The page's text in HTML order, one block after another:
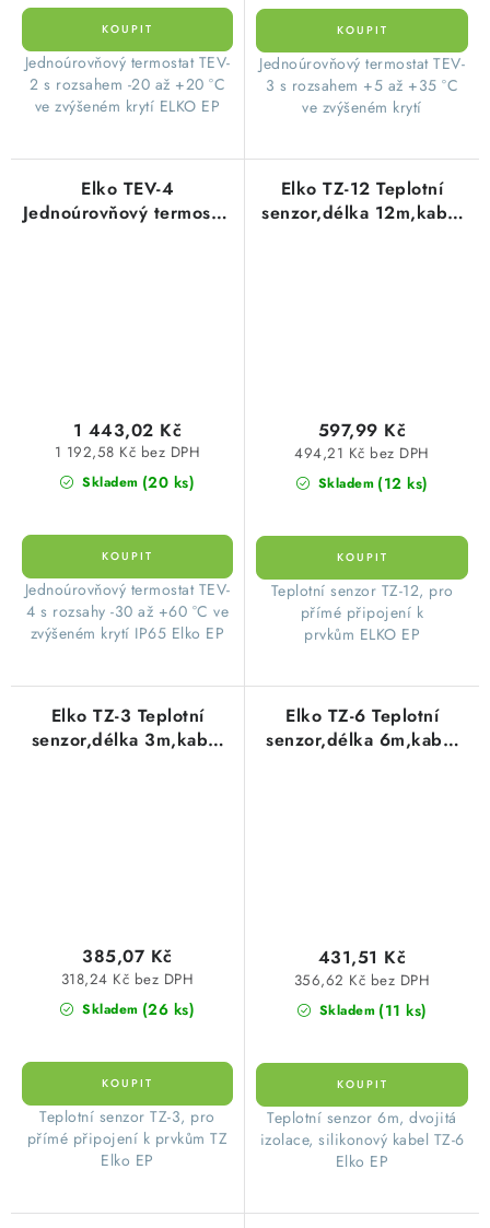
Jednoúrovňový termostat TEV-
2 s rozsahem -20 až +20 °C
ve zvýšeném krytí ELKO EP
Jednoúrovňový termostat TEV-
3 s rozsahem +5 až +35 °C
ve zvýšeném krytí
Elko TEV-4
Jednoúrovňový termostat
Skladem (20 ks)
1 192,58 Kč bez DPH
1 443,02 Kč
Jednoúrovňový termostat TEV-
4 s rozsahy -30 až +60 °C ve
zvýšeném krytí IP65 Elko EP
Elko TZ-12 Teplotní
senzor,délka 12m,kabel
Skladem (12 ks)
494,21 Kč bez DPH
597,99 Kč
Teplotní senzor TZ-12, pro
přímé připojení k
prvkům ELKO EP
Elko TZ-3 Teplotní
senzor,délka 3m,kabel
Skladem (26 ks)
318,24 Kč bez DPH
385,07 Kč
Teplotní senzor TZ-3, pro
přímé připojení k prvkům TZ
Elko EP
Elko TZ-6 Teplotní
senzor,délka 6m,kabel
Skladem (11 ks)
356,62 Kč bez DPH
431,51 Kč
Teplotní senzor 6m, dvojitá
izolace, silikonový kabel TZ-6
Elko EP